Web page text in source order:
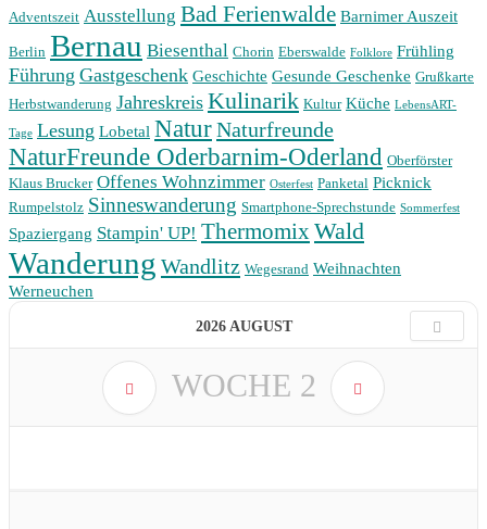
Adventszeit Ausstellung Bad Ferienwalde Barnimer Auszeit
Berlin Bernau Biesenthal Chorin Eberswalde Folklore Frühling
Führung Gastgeschenk Geschichte Gesunde Geschenke Grußkarte
Herbstwanderung Jahreskreis Kulinarik Kultur Küche LebensART-
Tage Lesung Lobetal NaturNaturfreunde
NaturFreunde Oderbarnim-Oderland Oberförster
Klaus Brucker Offenes Wohnzimmer Osterfest Panketal Picknick
Rumpelstolz Sinneswanderung Smartphone-Sprechstunde Sommerfest
Spaziergang Stampin' UP! ThermomixWald
Wanderung Wandlitz Wegesrand Weihnachten
Werneuchen
2026 AUGUST
WOCHE 2